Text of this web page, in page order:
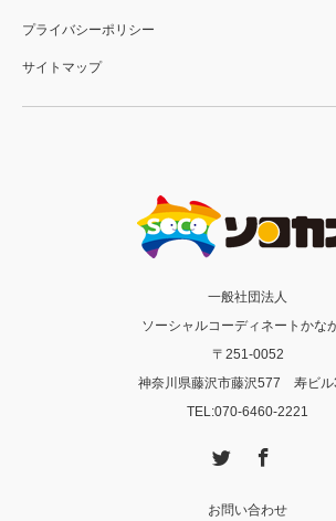
プライバシーポリシー
サイトマップ
一般社団法人
ソーシャルコーディネートかな
〒251-0052
神奈川県藤沢市藤沢577 寿ビル
TEL:070-6460-2221
お問い合わせ